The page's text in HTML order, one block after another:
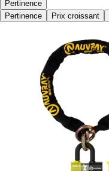
Pertinence
Pertinence
Prix croissant